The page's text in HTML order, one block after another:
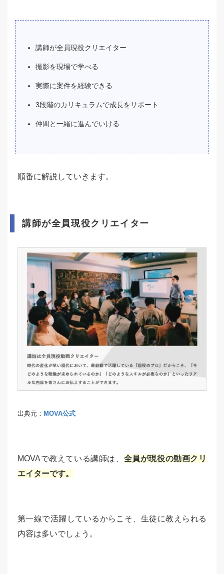
講師が全員現役クリエイター
撮影を現場で学べる
実際に案件を経験できる
3段階のカリキュラムで成長をサポート
仲間と一緒に進んでいける
順番に解説していきます。
講師が全員現役クリエイター
出典元： MOVA公式
MOVAで教えている講師は、 全員が現役の動画クリ
エイターです。
第一線で活躍しているからこそ、生徒に教えられる
内容は多いでしょう。